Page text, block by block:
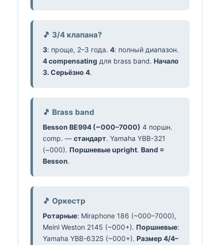
🎵 3/4 клапана?
3: проще, 2–3 года. 4: полный диапазон.
4 compensating для brass band. Начало
3. Серьёзно 4.
🎵 Brass band
Besson BE994 (~000–7000) 4 поршн.
comp. — стандарт. Yamaha YBB-321
(~000). Поршневые upright. Band =
Besson.
🎵 Оркестр
Ротарные: Miraphone 186 (~000–7000),
Meinl Weston 2145 (~000+). Поршневые:
Yamaha YBB-632S (~000+). Размер 4/4–